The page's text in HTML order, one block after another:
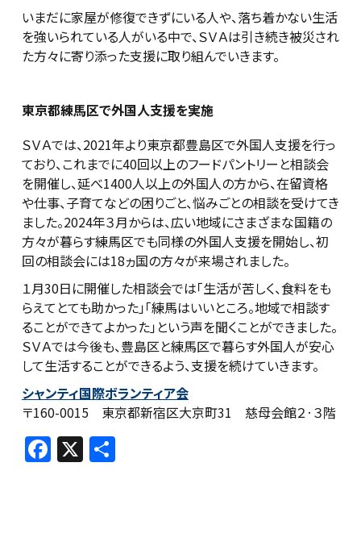
いまだに家屋が修復できずにいる人や、落ち着かない生活
を強いられている人がいる中で、ＳＶＡは引き続き被災され
た方々に寄り添った支援に取り組んでいきます。
東京都練馬区で外国人支援を実施
ＳＶＡでは、2021年より東京都豊島区で外国人支援を行っ
ており、これまでに40回以上のフードパントリーと相談会
を開催し、延べ1400人以上の外国人の方から、在留資格
や仕事、子育てなどの困りごと、悩みごとの相談を受けてき
ました。2024年３月からは、広い地域にさまざまな国籍の
方々が暮らす練馬区でも同様の外国人支援を開始し、初
回の相談会には18ヵ国の方々が来場されました。
１月30日に開催した相談会では「生活が苦しく、食料をも
らえてとても助かった」「練馬はいいところ。地域で相談す
ることができてよかった」という声を聞くことができました。
ＳＶＡでは今後も、豊島区と練馬区で暮らす外国人が安心
して生活することができるよう、支援を続けていきます。
シャンティ国際ボランティア会
〒160-0015 東京都新宿区大京町31 慈母会館２·３階
F
a
X 共